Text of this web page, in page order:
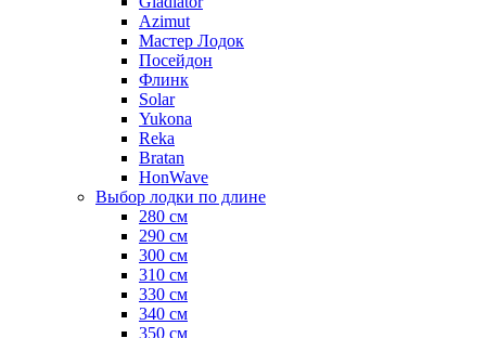
Azimut
Мастер Лодок
Посейдон
Флинк
Solar
Yukona
Reka
Bratan
HonWave
Выбор лодки по длине
280 см
290 см
300 см
310 см
330 см
340 см
350 см